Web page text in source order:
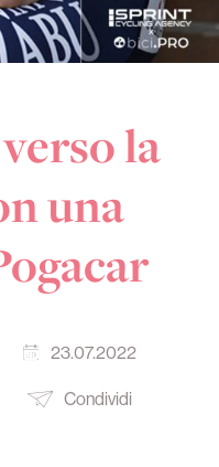
la
una
23.07.2022
Condividi